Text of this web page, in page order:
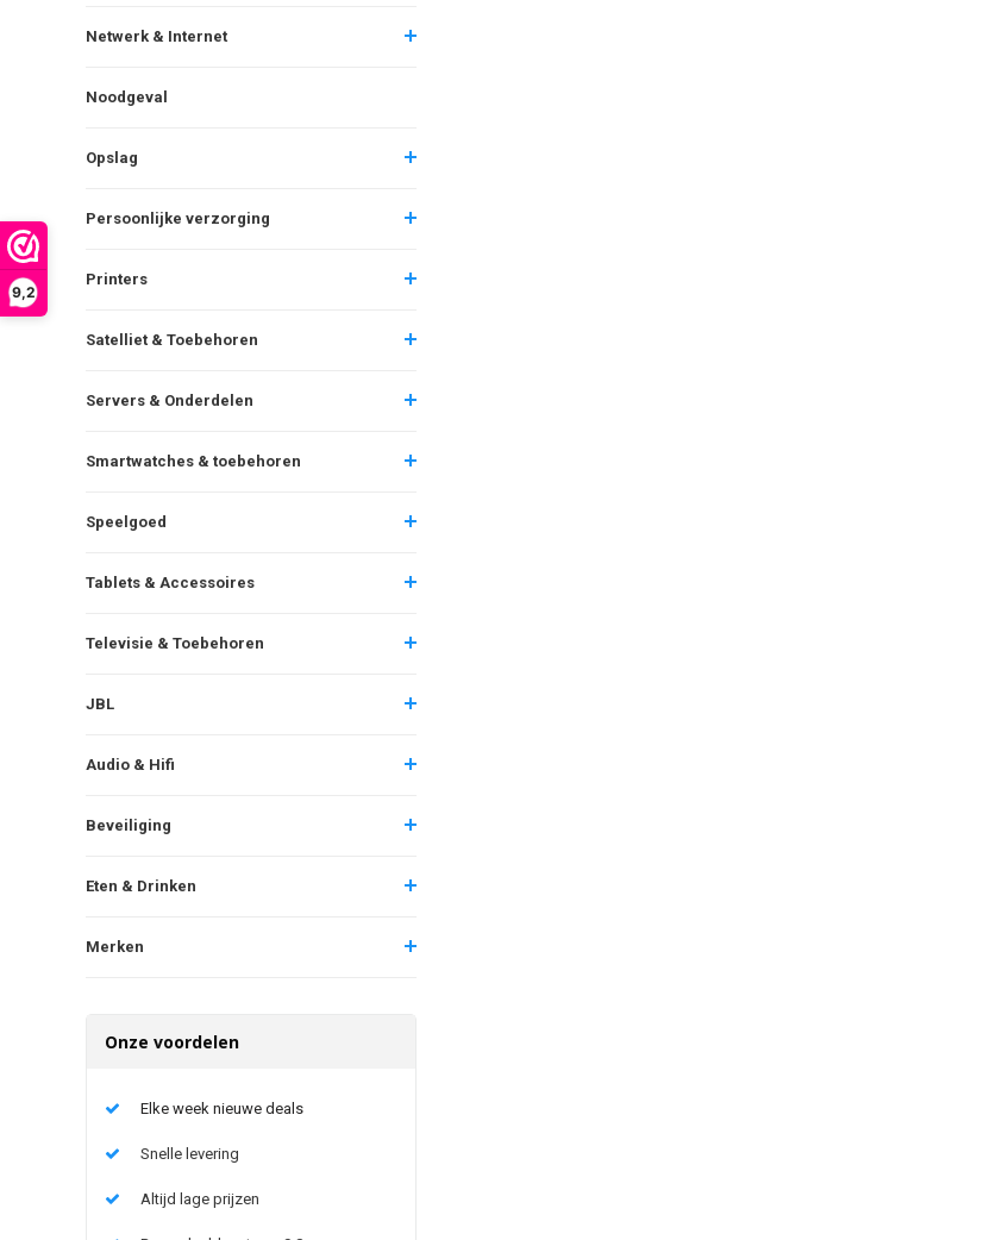
9,2
Netwerk & Internet
Noodgeval
Opslag
Persoonlijke verzorging
Printers
Satelliet & Toebehoren
Servers & Onderdelen
Smartwatches & toebehoren
Speelgoed
Tablets & Accessoires
Televisie & Toebehoren
JBL
Audio & Hifi
Beveiliging
Eten & Drinken
Merken
Onze voordelen
Elke week nieuwe deals
Snelle levering
Altijd lage prijzen